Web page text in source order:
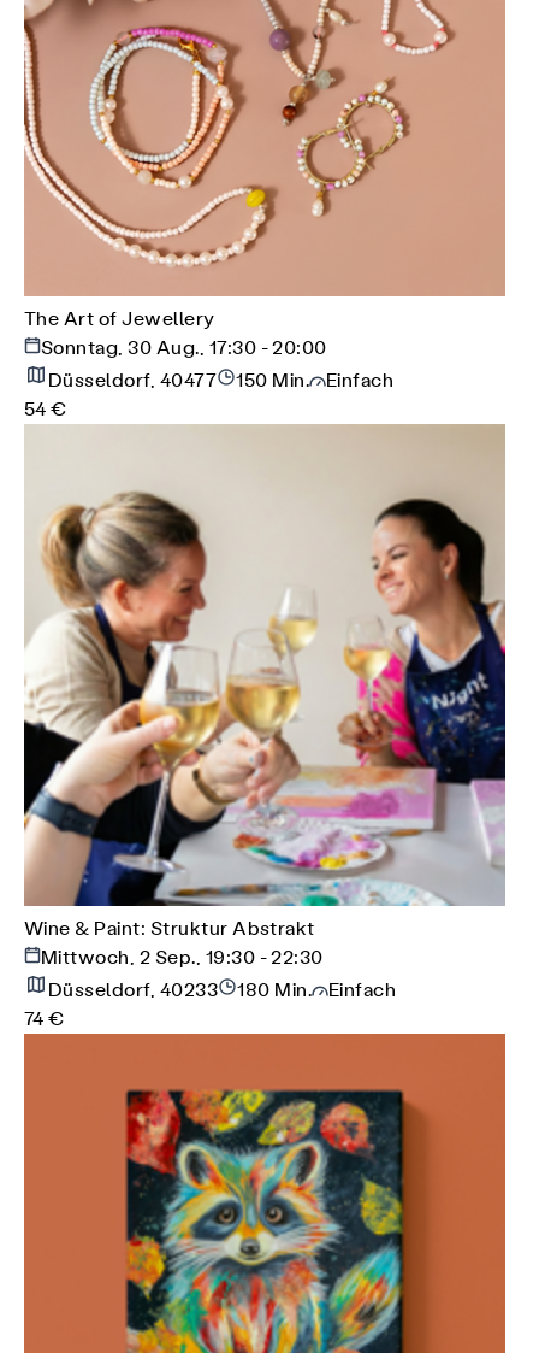
The Art of Jewellery
Sonntag, 30 Aug., 17:30 - 20:00
Düsseldorf, 40477
150 Min.
Einfach
54 €
Wine & Paint: Struktur Abstrakt
Mittwoch, 2 Sep., 19:30 - 22:30
Düsseldorf, 40233
180 Min.
Einfach
74 €